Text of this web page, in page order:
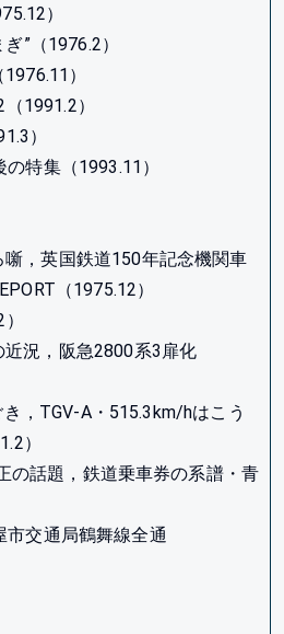
）
”（1976.2）
）
1991.2）
）
特集（1993.11）
，英国鉄道150年記念機関車
（1975.12）
況，阪急2800系3扉化
，TGV-A・515.3km/hはこう
）
の話題，鉄道乗車券の系譜・青
交通局鶴舞線全通